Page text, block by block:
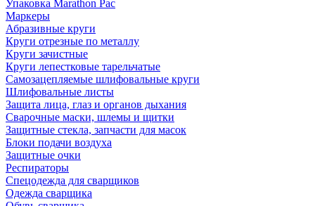
Упаковка Marathon Pac
Маркеры
Абразивные круги
Круги отрезные по металлу
Круги зачистные
Круги лепестковые тарельчатые
Самозацепляемые шлифовальные круги
Шлифовальные листы
Защита лица, глаз и органов дыхания
Сварочные маски, шлемы и щитки
Защитные стекла, запчасти для масок
Блоки подачи воздуха
Защитные очки
Респираторы
Спецодежда для сварщиков
Одежда сварщика